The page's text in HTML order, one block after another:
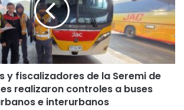
y fiscalizadores de la Seremi de
realizaron controles a buses
e interurbanos